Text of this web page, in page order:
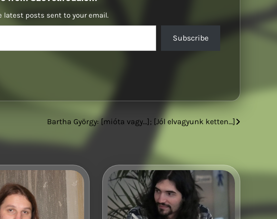
latest posts sent to your email.
Subscribe
Bartha György: [mióta vagy…]; [Jól elvagyunk ketten…]